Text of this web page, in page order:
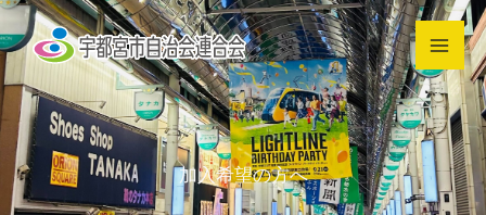
内
容
を
ス
キ
ッ
加入希望の方へ